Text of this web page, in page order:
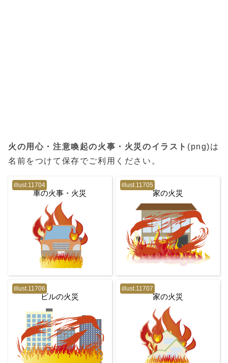
火の用心・注意喚起の火事・火災のイラスト (png)は
名前をつけて保存でご利用ください。
illust.11704
車の火事・火災
illust.11705
家の火災
illust.11706
ビルの火災
illust.11707
家の火災